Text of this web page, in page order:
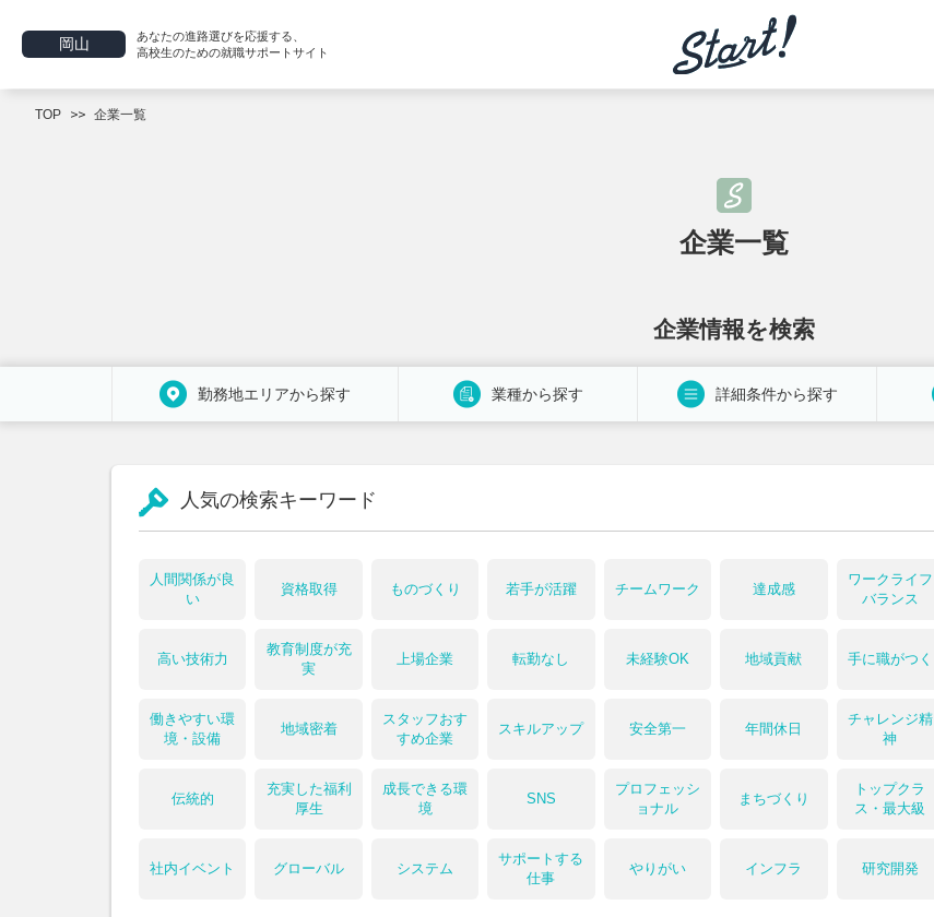
岡山
あなたの進路選びを応援する、
高校生のための就職サポートサイト
TOP 企業一覧
企業一覧
企業情報を検索
勤務地エリアから探す 業種から探す 詳細条件から探す
人気の検索キーワード
人間関係が良
い
資格取得 ものづくり 若手が活躍 チームワーク 達成感
ワークライフ
バランス
高い技術力
教育制度が充
実
上場企業 転勤なし 未経験OK 地域貢献 手に職がつく
働きやすい環
境・設備
地域密着
スタッフおす
すめ企業
スキルアップ 安全第一 年間休日
チャレンジ精
神
伝統的
充実した福利
厚生
成長できる環
境
SNS
プロフェッシ
ョナル
まちづくり
トップクラ
ス・最大級
社内イベント グローバル システム
サポートする
仕事
やりがい インフラ 研究開発